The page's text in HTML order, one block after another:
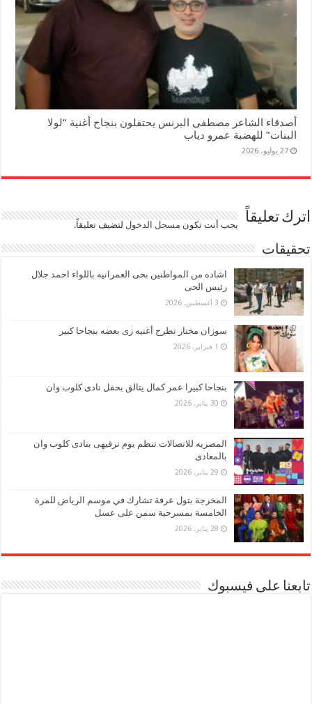
أصدقاء الشاعر مصطفى البرنس يحتفلون بنجاح أغنية “لولا
البنات” للهضبة عمرو دياب
27 يوليو، 2026
اترك تعليقاً يجب أنت تكون مسجل الدخول لتضيف تعليقاً.
تحقيقات
اشاده من المواطنين بحى العمرانيه باللواء احمد جلال
رئيس الحى
3 أغسطس، 2026
سوزان مختار تطرح أغنيه زى بعضه بنجاحا كبير
1 فبراير، 2026
بنجاحا كبيرا عمر كمال يتالق بحفل نادى كلوب وان
30 يناير، 2026
المصريه للاتصالات تنظم يوم ترفيهى بنادى كلوب وان
بالمعادى
29 يناير، 2026
المخرجة بتول عرفة تشارك في موسم الرياض للمرة
الخامسة بمسرحية سمن على عسل
28 يناير، 2026
تابعنا على فيسبوك